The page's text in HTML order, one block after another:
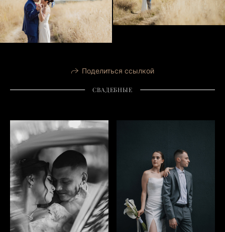
Поделиться ссылкой
СВАДЕБНЫЕ